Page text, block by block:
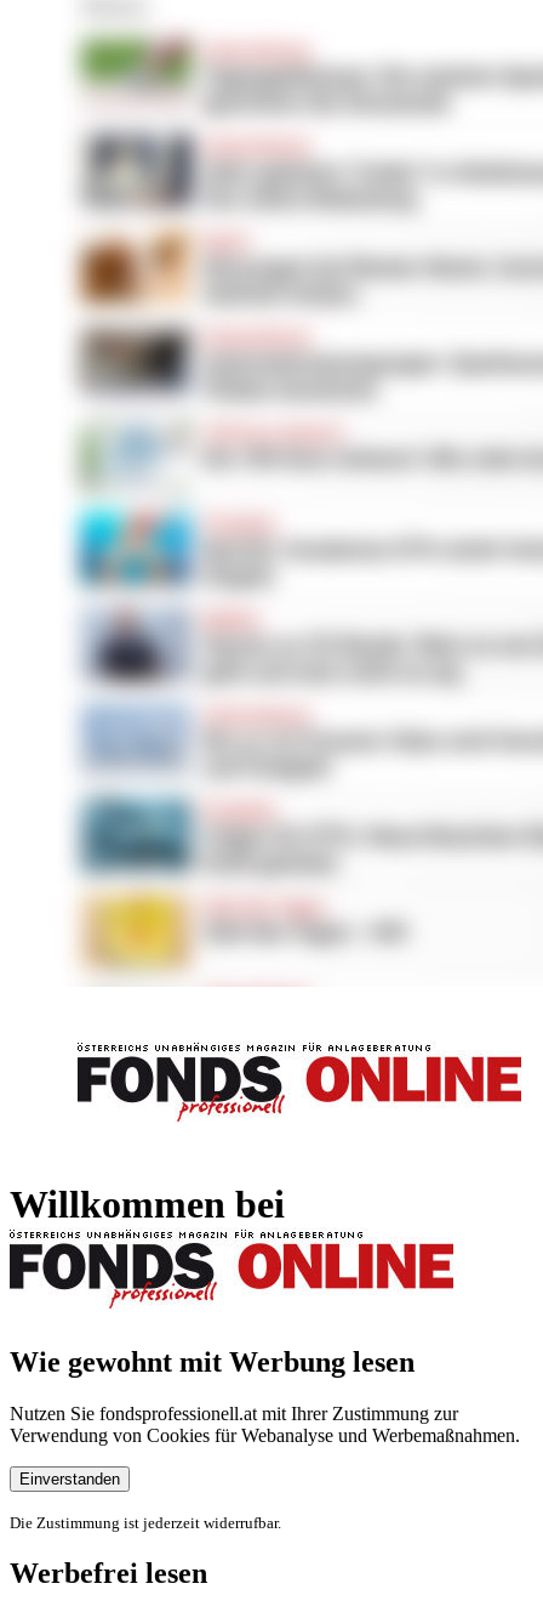
Willkommen bei
Wie gewohnt mit Werbung lesen
Nutzen Sie fondsprofessionell.at mit Ihrer Zustimmung zur
Verwendung von Cookies für Webanalyse und Werbemaßnahmen.
Einverstanden
Die Zustimmung ist jederzeit widerrufbar.
Werbefrei lesen